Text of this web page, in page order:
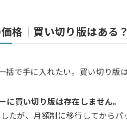
格｜買い切り版はある？
括で手に入れたい。買い切り版
に買い切り版は存在しません。
たが、月額制に移行してからパ